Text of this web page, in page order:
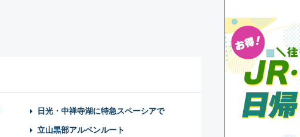
日光・中禅寺湖に特急スペーシアで
立山黒部アルペンルート